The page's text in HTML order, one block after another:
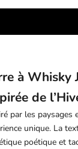
à Whisky
de
par les paysages
unique. La
poétique et